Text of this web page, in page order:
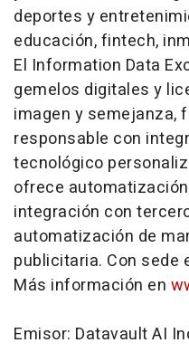
deportes y
educación, fintech,
El Information Data
gemelos digitales y
imagen y semejanza,
responsable con
tecnológico
ofrece
integración con
automatización de
publicitaria. Con sede
Más información en
Emisor: Datavault AI